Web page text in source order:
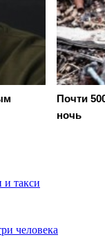
Почти
ночь
такси
человека